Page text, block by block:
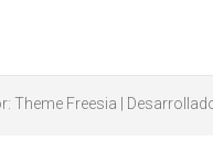
Theme Freesia |